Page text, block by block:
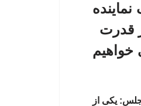
قدرت
خواهیم
یکی از